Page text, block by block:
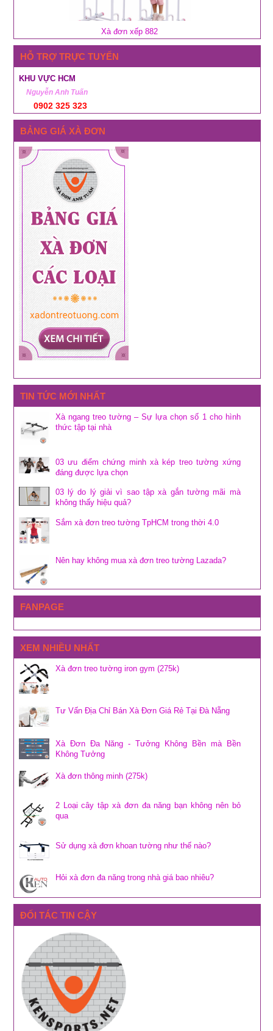
Xà đơn xếp 882
HỖ TRỢ TRỰC TUYẾN
KHU VỰC HCM
Nguyễn Anh Tuấn
0902 325 323
BẢNG GIÁ XÀ ĐƠN
TIN TỨC MỚI NHẤT
Xà ngang treo tường – Sự lựa chọn số 1 cho hình
thức tập tại nhà
03 ưu điểm chứng minh xà kép treo tường xứng
đáng được lựa chọn
03 lý do lý giải vì sao tập xà gắn tường mãi mà
không thấy hiệu quả?
Sắm xà đơn treo tường TpHCM trong thời 4.0
Nên hay không mua xà đơn treo tường Lazada?
FANPAGE
XEM NHIỀU NHẤT
Xà đơn treo tường iron gym (275k)
Tư Vấn Địa Chỉ Bán Xà Đơn Giá Rẻ Tại Đà Nẵng
Xà Đơn Đa Năng - Tưởng Không Bền mà Bền
Không Tưởng
Xà đơn thông minh (275k)
2 Loại cây tập xà đơn đa năng bạn không nên bỏ
qua
Sử dụng xà đơn khoan tường như thế nào?
Hỏi xà đơn đa năng trong nhà giá bao nhiêu?
ĐỐI TÁC TIN CẬY